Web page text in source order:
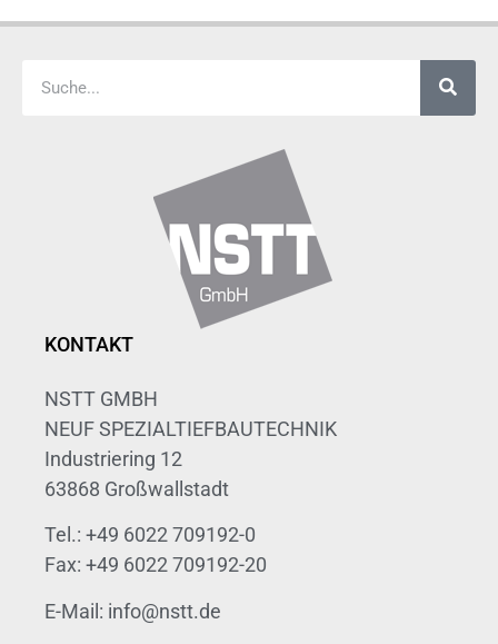
KONTAKT
NSTT GMBH
NEUF SPEZIALTIEFBAUTECHNIK
Industriering 12
63868 Großwallstadt
Tel.: +49 6022 709192-0
Fax: +49 6022 709192-20
E-Mail: info@nstt.de